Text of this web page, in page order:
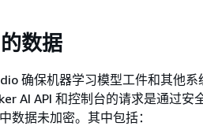
数据
确保机器学习模型工件和其他
AI API 和控制台的请求是通过安
数据未加密。其中包括：